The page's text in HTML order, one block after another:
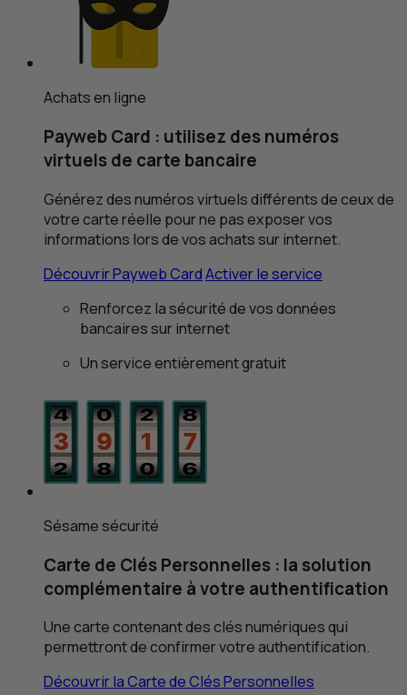
Achats en ligne
Payweb Card : utilisez des numéros
virtuels de carte bancaire
Générez des numéros virtuels différents de ceux de
votre carte réelle pour ne pas exposer vos
informations lors de vos achats sur internet.
Découvrir Payweb CardActiver le service
Renforcez la sécurité de vos données
bancaires sur internet
Un service entièrement gratuit
Sésame sécurité
Carte de Clés Personnelles : la solution
complémentaire à votre authentification
Une carte contenant des clés numériques qui
permettront de confirmer votre authentification.
Découvrir la Carte de Clés Personnelles